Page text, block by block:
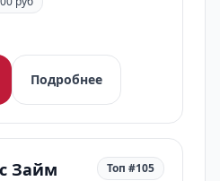
Подробнее
Займ Топ #105